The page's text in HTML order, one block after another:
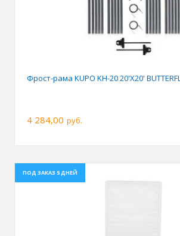
Фрост-рама KUPO KH-20 20'X20'
4 284,00 руб.
ПОД ЗАКАЗ 5 ДНЕЙ